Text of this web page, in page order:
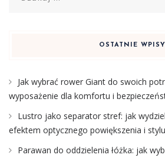
OSTATNIE WPISY
Jak wybrać rower Giant do swoich
wyposażenie dla komfortu i
Lustro jako separator stref: jak
efektem optycznego powiększenia i stylu
Parawan do oddzielenia łóżka: jak